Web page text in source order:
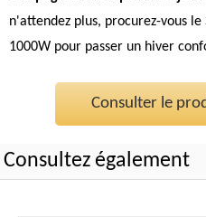
n'attendez plus, procurez-vous
1000W pour passer un hiver
Consulter le
Consultez également